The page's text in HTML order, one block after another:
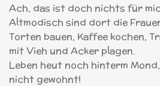
Ach, das ist doch nichts für
Altmodisch sind dort die
Torten bauen, Kaffee kochen,
mit Vieh und Acker plagen.
Leben heut noch hinterm
nicht gewohnt!